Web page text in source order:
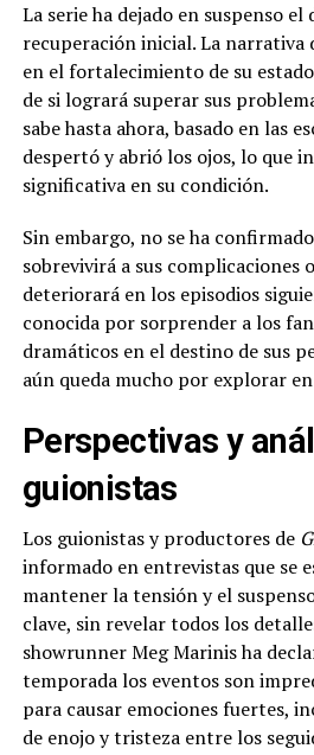
La serie ha dejado en suspenso el
recuperación inicial. La narrativa
en el fortalecimiento de su
de si logrará superar sus
sabe hasta ahora, basado en las
despertó y abrió los ojos, lo que
significativa en su condición.
Sin embargo, no se ha
sobrevivirá a sus complicaciones
deteriorará en los episodios
conocida por sorprender a los
dramáticos en el destino de sus
aún queda mucho por explorar
Perspectivas y
guionistas
Los guionistas y productores de
informado en entrevistas que se
mantener la tensión y el
clave, sin revelar todos los
showrunner Meg Marinis ha
temporada los eventos son
para causar emociones fuertes,
de enojo y tristeza entre los